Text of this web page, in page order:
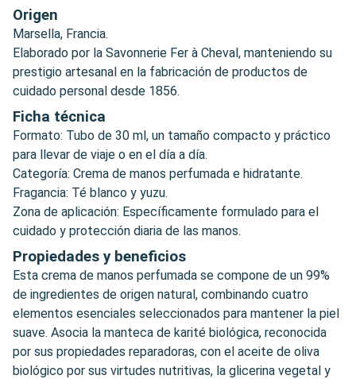
Origen
Marsella, Francia.
Elaborado por la Savonnerie Fer à Cheval, manteniendo su
prestigio artesanal en la fabricación de productos de
cuidado personal desde 1856.
Ficha técnica
Formato: Tubo de 30 ml, un tamaño compacto y práctico
para llevar de viaje o en el día a día.
Categoría: Crema de manos perfumada e hidratante.
Fragancia: Té blanco y yuzu.
Zona de aplicación: Específicamente formulado para el
cuidado y protección diaria de las manos.
Propiedades y beneficios
Esta crema de manos perfumada se compone de un 99%
de ingredientes de origen natural, combinando cuatro
elementos esenciales seleccionados para mantener la piel
suave. Asocia la manteca de karité biológica, reconocida
por sus propiedades reparadoras, con el aceite de oliva
biológico por sus virtudes nutritivas, la glicerina vegetal y